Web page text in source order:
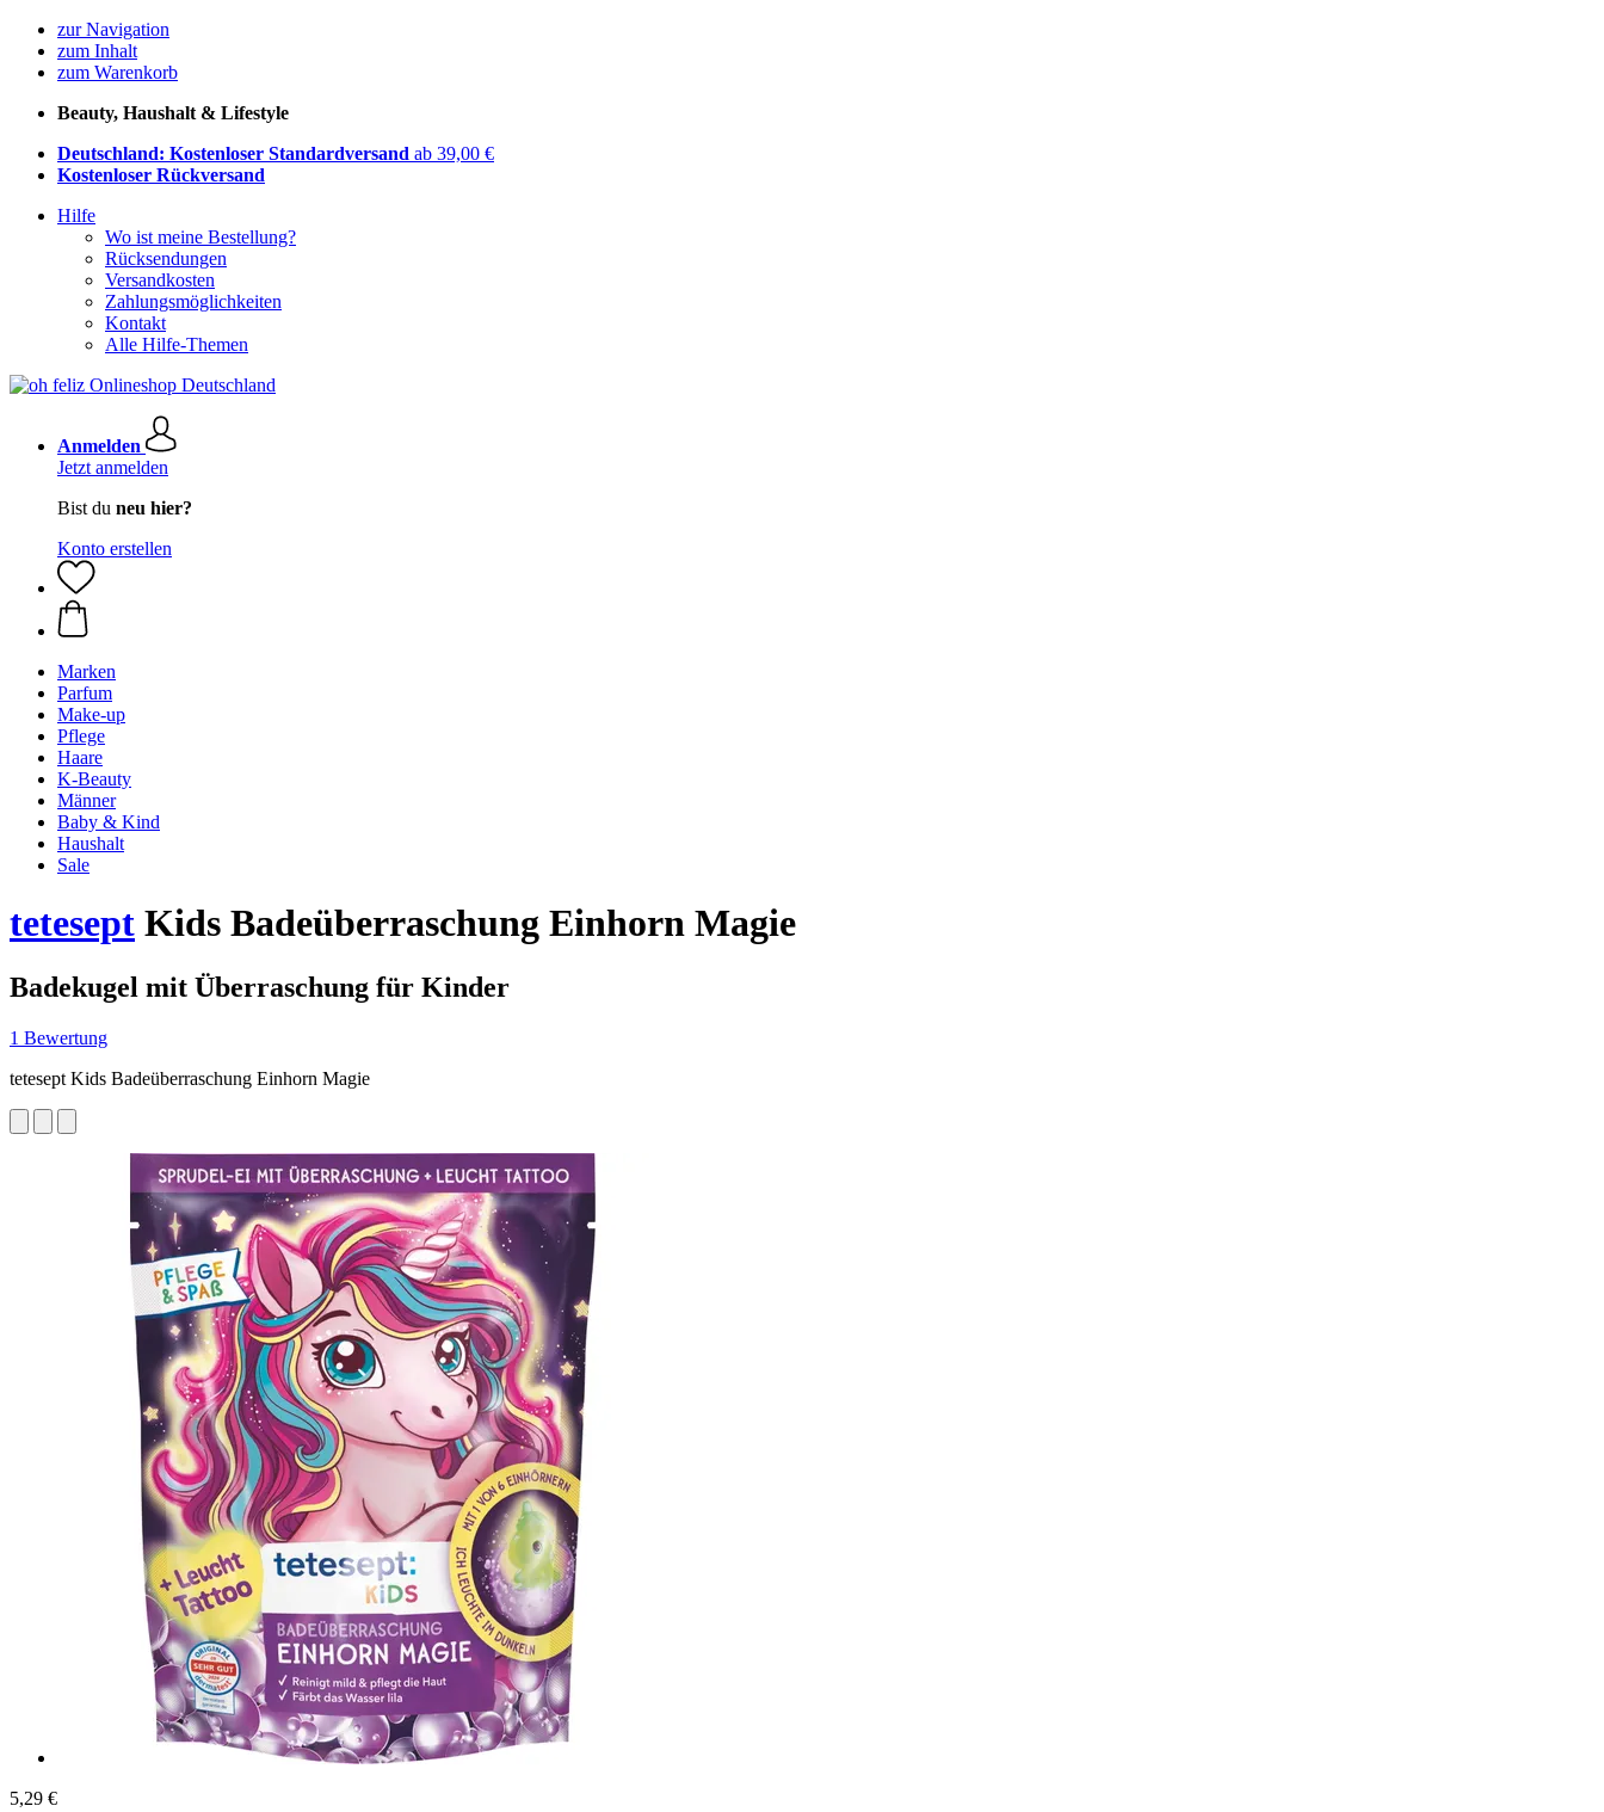
zur Navigation
zum Inhalt
zum Warenkorb
Beauty, Haushalt & Lifestyle
Deutschland: Kostenloser Standardversand ab 39,00 €
Kostenloser Rückversand
Hilfe
Wo ist meine Bestellung?
Rücksendungen
Versandkosten
Zahlungsmöglichkeiten
Kontakt
Alle Hilfe-Themen
Anmelden
Jetzt anmelden
Bist du neu hier?
Konto erstellen
Marken
Parfum
Make-up
Pflege
Haare
K-Beauty
Männer
Baby & Kind
Haushalt
Sale
tetesept Kids Badeüberraschung Einhorn Magie
Badekugel mit Überraschung für Kinder
1 Bewertung
tetesept Kids Badeüberraschung Einhorn Magie
5,29 €